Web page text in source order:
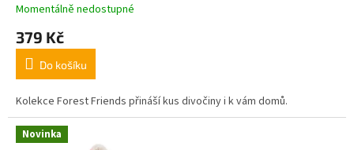
Momentálně nedostupné
379 Kč
Do košíku
Kolekce Forest Friends přináší kus divočiny i k vám domů.
Novinka